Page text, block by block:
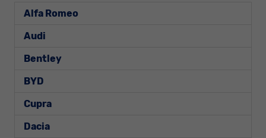
Alfa Romeo
Audi
Bentley
BYD
Cupra
Dacia